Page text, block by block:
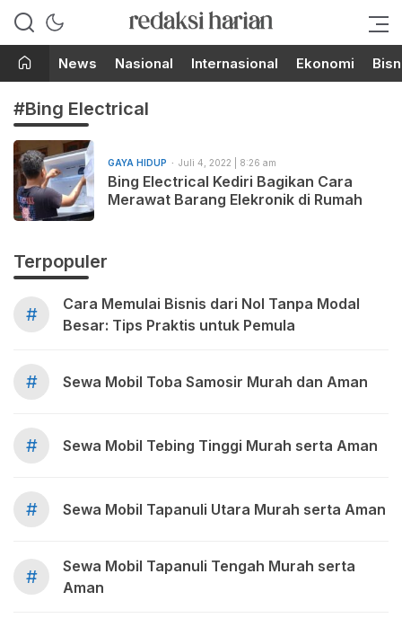
RedaksiHarian.com
Berita Terupdate dari Redaksi
News Nasional Internasional Ekonomi
#Bing Electrical
GAYA HIDUP Juli 4, 2022 | 8:26 am
Bing Electrical Kediri Bagikan Cara
Merawat Barang Elekronik di Rumah
Terpopuler
#
Cara Memulai Bisnis dari Nol Tanpa Modal
Besar: Tips Praktis untuk Pemula
# Sewa Mobil Toba Samosir Murah dan Aman
# Sewa Mobil Tebing Tinggi Murah serta Aman
# Sewa Mobil Tapanuli Utara Murah serta Aman
#
Sewa Mobil Tapanuli Tengah Murah serta
Aman